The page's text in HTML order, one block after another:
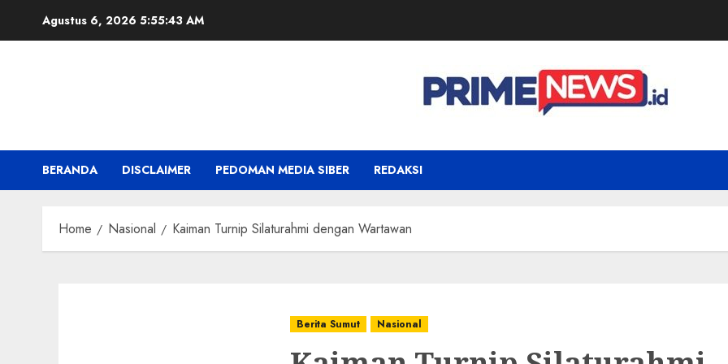
Agustus 6, 2026 5:55:45 AM
BERANDA DISCLAIMER PEDOMAN MEDIA SIBER REDAKSI
Home Nasional Kaiman Turnip Silaturahmi dengan Wartawan
Berita Sumut Nasional